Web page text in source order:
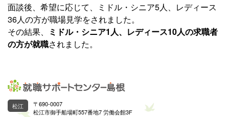
面談後、希望に応じて、ミドル・シニア5人、レディース
36人の方が職場見学をされました。
その結果、
ミドル・シニア1人、レディース10人の求職者
の方が就職されました。
松江
〒690-0007
松江市御手船場町557番地7 労働会館3F